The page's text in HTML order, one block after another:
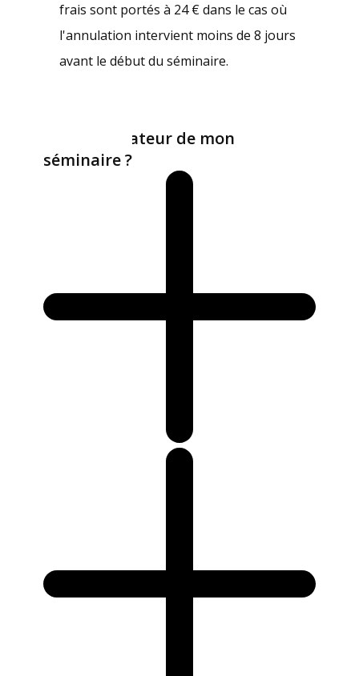
frais sont portés à 24 € dans le cas où
l'annulation intervient moins de 8 jours
avant le début du séminaire.
l’administrateur de mon
séminaire ?